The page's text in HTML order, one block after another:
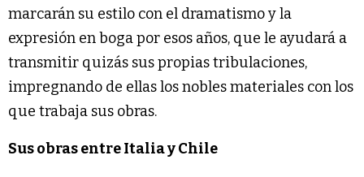
marcarán su estilo con el dramatismo y la
expresión en boga por esos años, que le ayudará a
transmitir quizás sus propias tribulaciones,
impregnando de ellas los nobles materiales con los
que trabaja sus obras.
Sus obras entre Italia y Chile